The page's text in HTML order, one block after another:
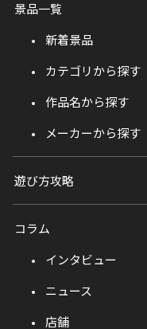
景品一覧
新着景品
カテゴリから探す
作品名から探す
メーカーから探す
遊び方攻略
コラム
インタビュー
ニュース
店舗